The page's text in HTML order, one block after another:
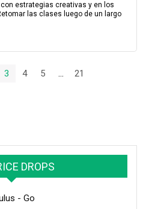
estrategias creativas y en los
las clases luego de un largo
3 4 5 21
DROPS
- Go